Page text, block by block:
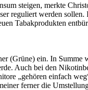
steigen, merkte
reguliert werden
Tabakprodukten
ein. In Summe
Auch bei den
„gehören einfach
ferner die